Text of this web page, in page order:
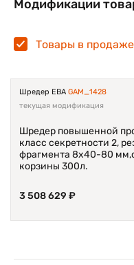
обслуживания
Контейнер для
пакет на рамке-каркасе
Модификации
Товары в продаже
Шредер EBA GAM_1428
текущая модификация
Шредер повышенной
класс секретности 2,
фрагмента 8х40-80
корзины 300л.
3 508 629 ₽